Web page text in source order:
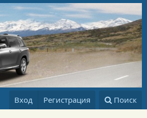
Вход Регистрация Поиск